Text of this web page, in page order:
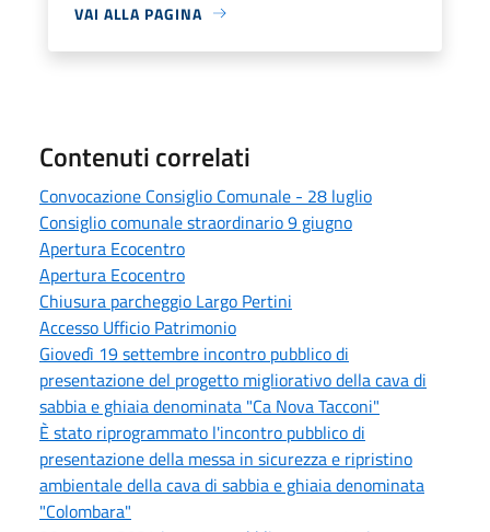
VAI ALLA PAGINA
Contenuti correlati
Convocazione Consiglio Comunale - 28 luglio
Consiglio comunale straordinario 9 giugno
Apertura Ecocentro
Apertura Ecocentro
Chiusura parcheggio Largo Pertini
Accesso Ufficio Patrimonio
Giovedì 19 settembre incontro pubblico di
presentazione del progetto migliorativo della cava di
sabbia e ghiaia denominata "Ca Nova Tacconi"
È stato riprogrammato l'incontro pubblico di
presentazione della messa in sicurezza e ripristino
ambientale della cava di sabbia e ghiaia denominata
"Colombara"